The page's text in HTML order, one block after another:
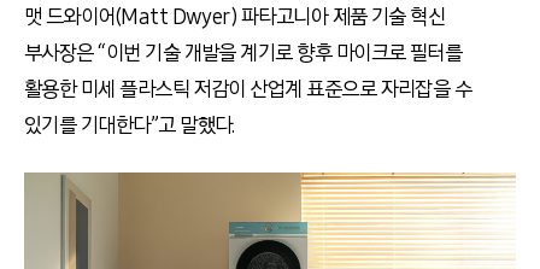
맷 드와이어(Matt Dwyer) 파타고니아 제품 기술 혁신
부사장은 “이번 기술 개발을 계기로 향후 마이크로 필터를
활용한 미세 플라스틱 저감이 산업계 표준으로 자리잡을 수
있기를 기대한다”고 말했다.